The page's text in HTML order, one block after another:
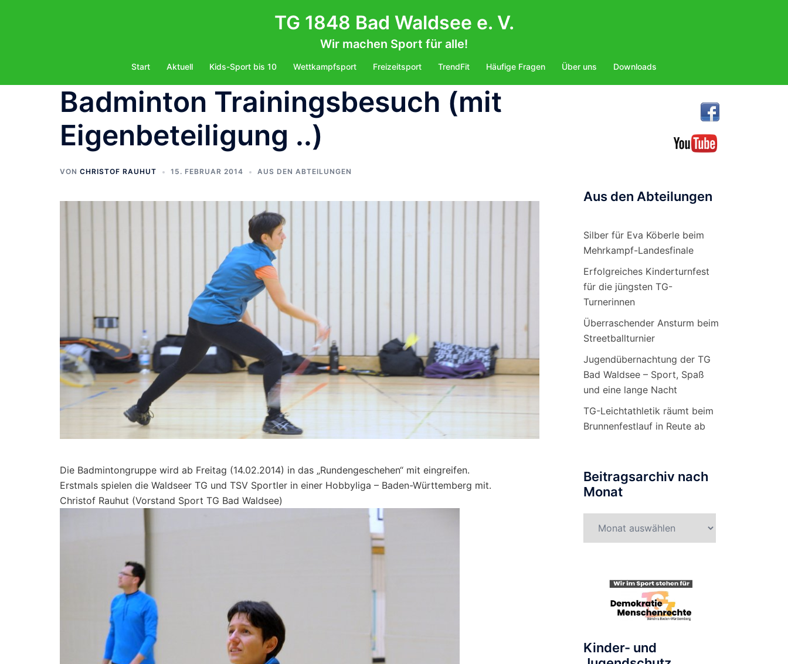
TG 1848 Bad Waldsee e. V.
Wir machen Sport für alle!
Start Aktuell Kids-Sport bis 10 Wettkampfsport Freizeitsport TrendFit Häufige Fragen Über uns Downloads
Badminton Trainingsbesuch (mit
Eigenbeteiligung ..)
VON CHRISTOF RAUHUT 15. FEBRUAR 2014 AUS DEN ABTEILUNGEN
Die Badmintongruppe wird ab Freitag (14.02.2014) in das „Rundengeschehen“ mit eingreifen.
Erstmals spielen die Waldseer TG und TSV Sportler in einer Hobbyliga – Baden-Württemberg mit.
Christof Rauhut (Vorstand Sport TG Bad Waldsee)
Aus den Abteilungen
Silber für Eva Köberle beim
Mehrkampf-Landesfinale
Erfolgreiches Kinderturnfest
für die jüngsten TG-
Turnerinnen
Überraschender Ansturm beim
Streetballturnier
Jugendübernachtung der TG
Bad Waldsee – Sport, Spaß
und eine lange Nacht
TG-Leichtathletik räumt beim
Brunnenfestlauf in Reute ab
Beitragsarchiv nach
Monat
nach
Kinder- und